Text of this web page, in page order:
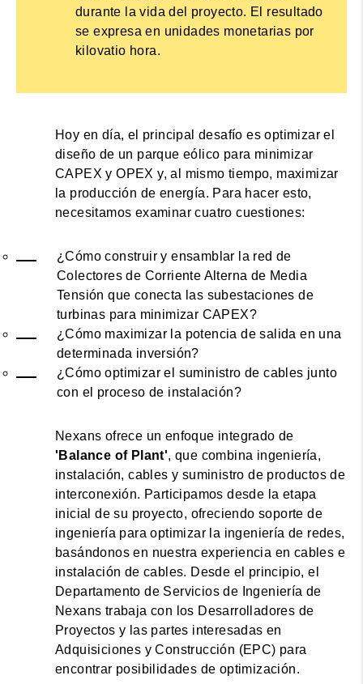
durante la vida del proyecto. El resultado
se expresa en unidades monetarias por
kilovatio hora.
Hoy en día, el principal desafío es optimizar el
diseño de un parque eólico para minimizar
CAPEX y OPEX y, al mismo tiempo, maximizar
la producción de energía. Para hacer esto,
necesitamos examinar cuatro cuestiones:
¿Cómo construir y ensamblar la red de
Colectores de Corriente Alterna de Media
Tensión que conecta las subestaciones de
turbinas para minimizar CAPEX?
¿Cómo maximizar la potencia de salida en una
determinada inversión?
¿Cómo optimizar el suministro de cables junto
con el proceso de instalación?
Nexans ofrece un enfoque integrado de
'Balance of Plant', que combina ingeniería,
instalación, cables y suministro de productos de
interconexión. Participamos desde la etapa
inicial de su proyecto, ofreciendo soporte de
ingeniería para optimizar la ingeniería de redes,
basándonos en nuestra experiencia en cables e
instalación de cables. Desde el principio, el
Departamento de Servicios de Ingeniería de
Nexans trabaja con los Desarrolladores de
Proyectos y las partes interesadas en
Adquisiciones y Construcción (EPC) para
encontrar posibilidades de optimización.